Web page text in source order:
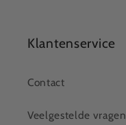
Klantenservice
Contact
Veelgestelde vragen